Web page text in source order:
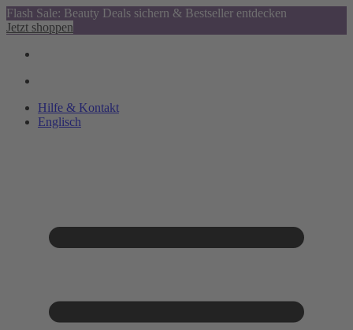
Flash Sale: Beauty Deals sichern & Bestseller entdecken
Jetzt shoppen
Hilfe & Kontakt
Englisch